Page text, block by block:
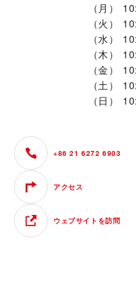
（月）
（火）
（水）
（木）
（金）
（土）
（日）
+86 21 6272 6903
アクセス
ウェブサイトを訪問